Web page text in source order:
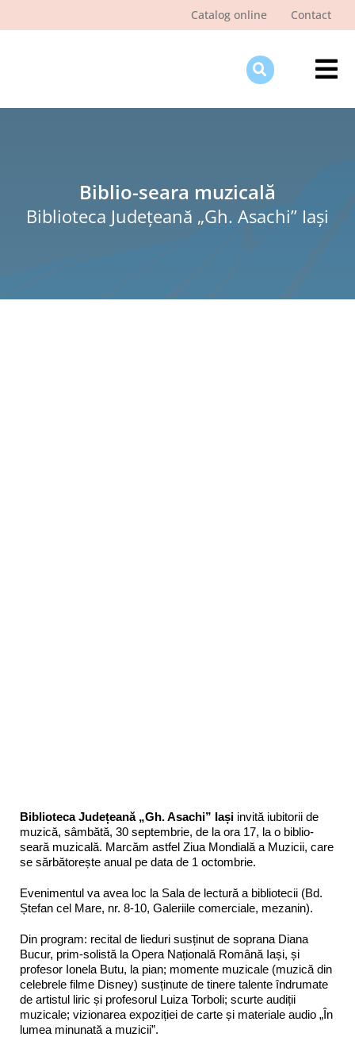
Catalog online Contact
Biblio-seara muzicală
Biblioteca Judeţeană „Gh. Asachi” Iaşi
Biblioteca Județeană „Gh. Asachi” Iași invită iubitorii de
muzică, sâmbătă, 30 septembrie, de la ora 17, la o biblio-
seară muzicală. Marcăm astfel Ziua Mondială a Muzicii, care
se sărbătorește anual pe data de 1 octombrie.
Evenimentul va avea loc la Sala de lectură a bibliotecii (Bd.
Ștefan cel Mare, nr. 8-10, Galeriile comerciale, mezanin).
Din program: recital de lieduri susținut de soprana Diana
Bucur, prim-solistă la Opera Națională Română Iași, și
profesor Ionela Butu, la pian; momente muzicale (muzică din
celebrele filme Disney) susținute de tinere talente îndrumate
de artistul liric și profesorul Luiza Torboli; scurte audiții
muzicale; vizionarea expoziției de carte și materiale audio „În
lumea minunată a muzicii”.